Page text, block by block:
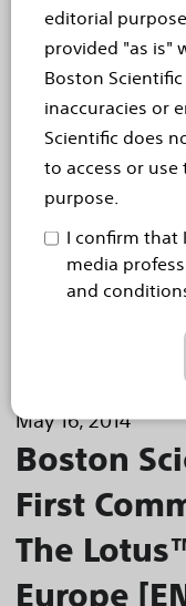
editorial
provided "as is"
Boston
inaccuracies or
Scientific does
to access or
purpose.
I confirm that
media
and
Strong
Safety
[EN]
Only 1.1 Percent of
Paravalvular Aortic
Occurred
Further
aortic valve
Boston Scientific
Valve System
May 16, 2014
Boston
First
The
Europe